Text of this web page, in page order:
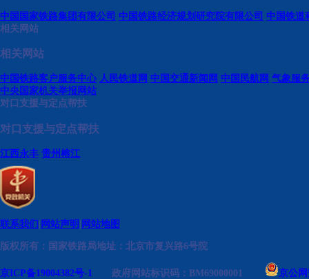
中国国家铁路集团有限公司 中国铁路经济规划研究院有限公司 中国铁道
相关网站
相关网站
中国铁路客户服务中心 人民铁道网 中国交通新闻网 中国民航网 气象服
中央国家机关举报网站
对口支援与定点帮扶
对口支援与定点帮扶
江西永丰 贵州榕江
联系我们 网站声明 网站地图
版权所有：国家铁路局地址：北京市复兴路6号院
京ICP备19004382号-1 政府网站标识码：BM69000001 京公网